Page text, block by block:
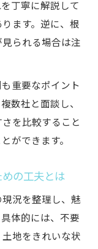
丁寧に解説して
ます。逆に、根
られる場合は注
重要なポイント
数社と面談し、
を比較すること
ができます。
の工夫とは
況を整理し、魅
体的には、不要
地をきれいな状